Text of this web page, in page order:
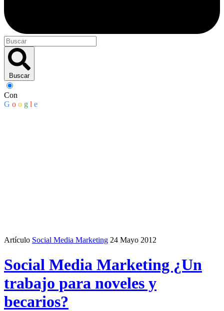
Buscar
Con
G o o g l e
Artículo Social Media Marketing 24 Mayo 2012
Social Media Marketing ¿Un
trabajo para noveles y
becarios?